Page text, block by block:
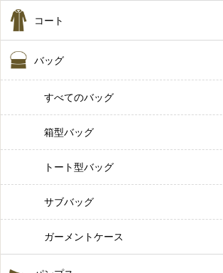
コート
バッグ
すべてのバッグ
箱型バッグ
トート型バッグ
サブバッグ
ガーメントケース